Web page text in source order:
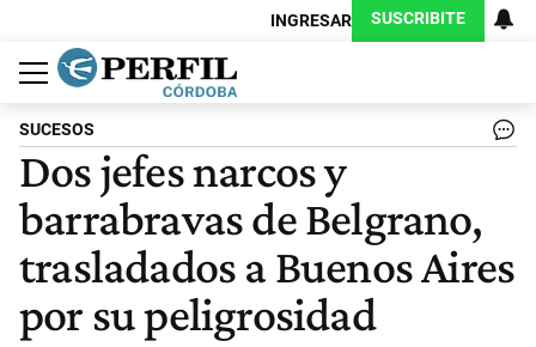
INGRESAR SUSCRIBITE
Política
Economía
Judiciales
Sociedad
Cultura
Espectáculos
Deportes
Protagonistas
SUCESOS
Dos jefes narcos y
barrabravas de Belgrano,
trasladados a Buenos Aires
por su peligrosidad